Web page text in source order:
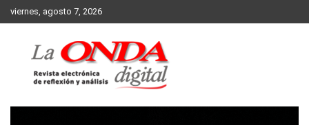
Skip
to
viernes, agosto 7, 2026